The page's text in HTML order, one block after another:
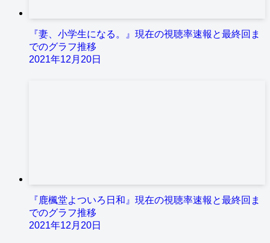
『妻、小学生になる。』現在の視聴率速報と最終回ま
でのグラフ推移
2021年12月20日
『鹿楓堂よついろ日和』現在の視聴率速報と最終回ま
でのグラフ推移
2021年12月20日